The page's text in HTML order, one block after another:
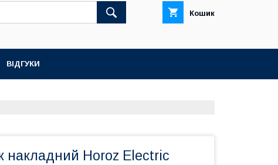
Кошик
ВІДГУКИ
накладний Horoz Electric